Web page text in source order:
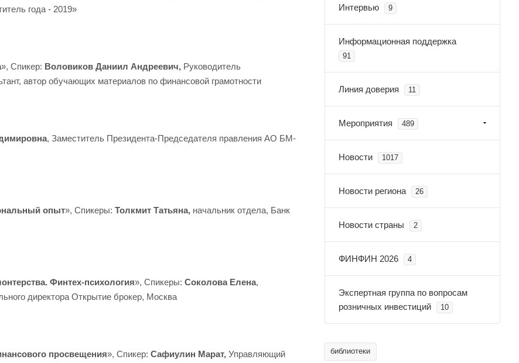
года - 2019»
», Спикер: Воловиков Даниил Андреевич, Руководитель
автор обучающих материалов по финансовой грамотности
, Заместитель Президента-Председателя правления АО БМ-
опыт», Спикеры: Толкмит Татьяна, начальник отдела, Банк
Финтех-психология», Спикеры: Соколова Елена,
директора Открытие брокер, Москва
просвещения», Спикер: Сафиулин Марат, Управляющий
Интервью 9
Информационная поддержка
91
Линия доверия 11
Мероприятия 489
Новости 1017
Новости региона 26
Новости страны 2
ФИНФИН 2026 4
Экспертная группа по вопросам
розничных инвестиций
10
библиотеки